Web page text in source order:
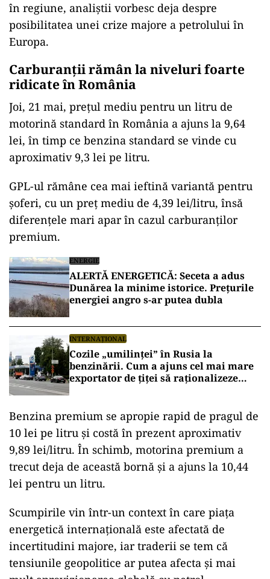
în regiune, analiștii vorbesc deja despre
posibilitatea unei crize majore a petrolului în
Europa.
Carburanții rămân la niveluri foarte
ridicate în România
Joi, 21 mai, prețul mediu pentru un litru de
motorină standard în România a ajuns la 9,64
lei, în timp ce benzina standard se vinde cu
aproximativ 9,3 lei pe litru.
GPL-ul rămâne cea mai ieftină variantă pentru
șoferi, cu un preț mediu de 4,39 lei/litru, însă
diferențele mari apar în cazul carburanților
premium.
ENERGIE
ALERTĂ ENERGETICĂ: Seceta a adus
Dunărea la minime istorice. Prețurile
energiei angro s-ar putea dubla
INTERNAȚIONAL
Cozile „umilinței” în Rusia la
benzinării. Cum a ajuns cel mai mare
exportator de țiței să raționalizeze
Benzina premium se apropie rapid de pragul de
10 lei pe litru și costă în prezent aproximativ
9,89 lei/litru. În schimb, motorina premium a
trecut deja de această bornă și a ajuns la 10,44
lei pentru un litru.
Scumpirile vin într-un context în care piața
energetică internațională este afectată de
incertitudini majore, iar traderii se tem că
tensiunile geopolitice ar putea afecta și mai